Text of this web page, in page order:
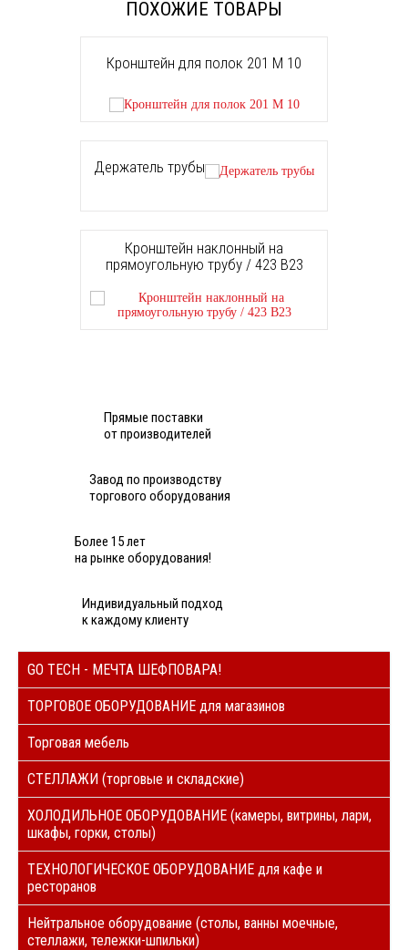
ПОХОЖИЕ ТОВАРЫ
Кронштейн для полок 201 М 10
Держатель трубы
Кронштейн наклонный на
прямоугольную трубу / 423 B23
Прямые поставки
от производителей
Завод по производству
торгового оборудования
Более 15 лет
на рынке оборудования!
Индивидуальный подход
к каждому клиенту
GO TECH - МЕЧТА ШЕФПОВАРА!
ТОРГОВОЕ ОБОРУДОВАНИЕ для магазинов
Торговая мебель
СТЕЛЛАЖИ (торговые и складские)
ХОЛОДИЛЬНОЕ ОБОРУДОВАНИЕ (камеры, витрины, лари,
шкафы, горки, столы)
ТЕХНОЛОГИЧЕСКОЕ ОБОРУДОВАНИЕ для кафе и
ресторанов
Нейтральное оборудование (столы, ванны моечные,
стеллажи, тележки-шпильки)